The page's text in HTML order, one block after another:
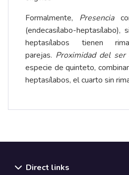
Formalmente, Presencia
(endecasílabo-heptasílabo),
heptasílabos tienen
parejas. Proximidad del ser
especie de quinteto,
heptasílabos, el cuarto sin
Direct links